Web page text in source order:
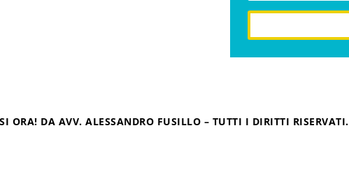
ORA! DA AVV. ALESSANDRO FUSILLO – TUTTI I DIRITTI RISERVATI.